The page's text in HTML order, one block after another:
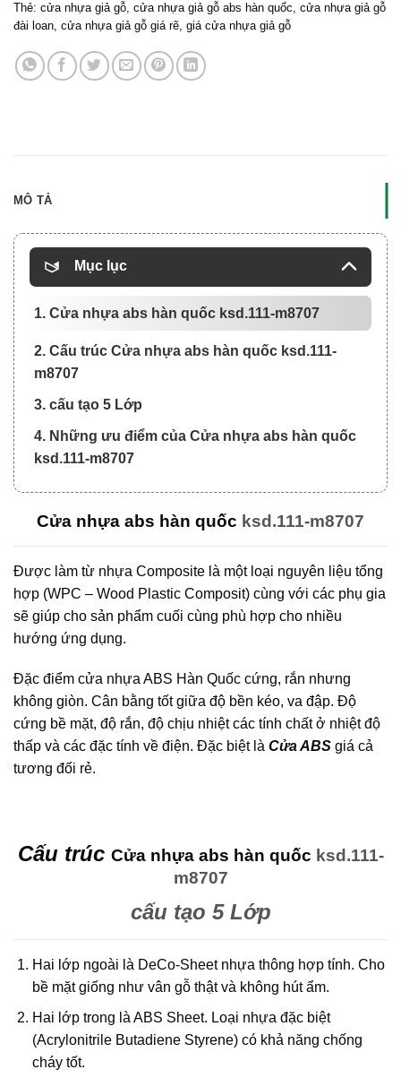
Thẻ: cửa nhựa giả gỗ, cửa nhựa giả gỗ abs hàn quốc, cửa nhựa giả gỗ
đài loan, cửa nhựa giả gỗ giá rẽ, giá cửa nhựa giả gỗ
MÔ TẢ
Mục lục
1. Cửa nhựa abs hàn quốc ksd.111-m8707
2. Cấu trúc Cửa nhựa abs hàn quốc ksd.111-
m8707
3. cấu tạo 5 Lớp
4. Những ưu điểm của Cửa nhựa abs hàn quốc
ksd.111-m8707
Cửa nhựa abs hàn quốc ksd.111-m8707
Được làm từ nhựa Composite là một loại nguyên liệu tổng
hợp (WPC – Wood Plastic Composit) cùng với các phụ gia
sẽ giúp cho sản phẩm cuối cùng phù hợp cho nhiều
hướng ứng dụng.
Đặc điểm cửa nhựa ABS Hàn Quốc cứng, rắn nhưng
không giòn. Cân bằng tốt giữa độ bền kéo, va đập. Độ
cứng bề mặt, độ rắn, độ chịu nhiệt các tính chất ở nhiệt độ
thấp và các đặc tính về điện. Đặc biệt là Cửa ABS giá cả
tương đối rẻ.
Cấu trúc Cửa nhựa abs hàn quốc ksd.111-
m8707
cấu tạo 5 Lớp
Hai lớp ngoài là DeCo-Sheet nhựa thông hợp tính. Cho
bề mặt giống như vân gỗ thật và không hút ẩm.
Hai lớp trong là ABS Sheet. Loại nhựa đặc biệt
(Acrylonitrile Butadiene Styrene) có khả năng chống
cháy tốt.